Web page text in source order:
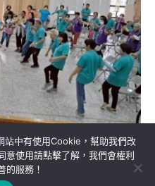
策 聯絡我們
站中有使用Cookie，幫助我們改
意使用請點擊了解，我們會權利
的服務！